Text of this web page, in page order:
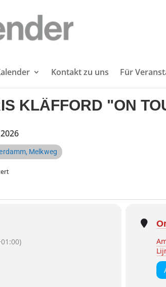
Kontakt zu uns Für
KLÄFFORD "ON
Melkweg